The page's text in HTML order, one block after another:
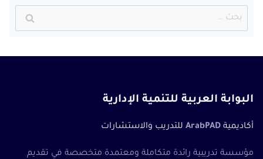
البحث
عن:
البوابة العربية للتنمية الإدارية
أكاديمية ArabPAD للتدريب والاستشارات
مؤسسة تدريبية رائدة متكاملة ومعتمدة متخصصة في تقديم